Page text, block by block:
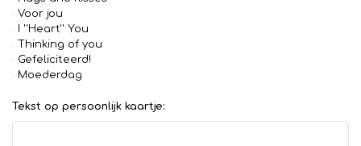
Voor jou
I ''Heart'' You
Thinking of you
Gefeliciteerd!
Moederdag
Tekst op persoonlijk kaartje: